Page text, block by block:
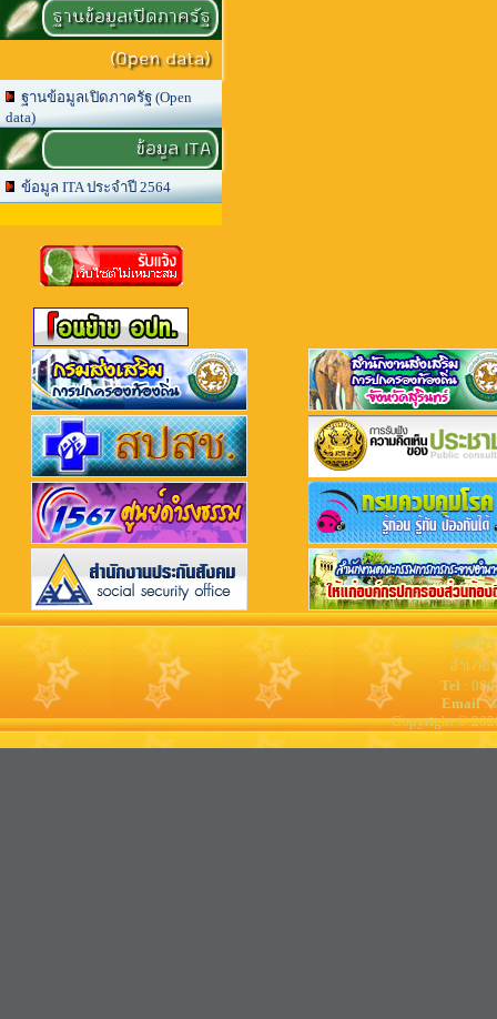
ฐานข้อมูลเปิดภาครัฐ
(Open data)
ฐานข้อมูลเปิดภาครัฐ (Open
data)
ข้อมูล ITA
ข้อมูล ITA ประจำปี 2564
องค์ก
อำเภอ
Tel :
Email:
Copyright ©